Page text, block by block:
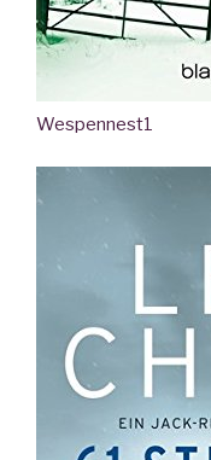
Wespennest1